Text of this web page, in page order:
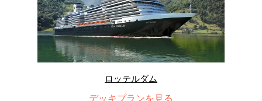
ロッテルダム
デッキプランを見る